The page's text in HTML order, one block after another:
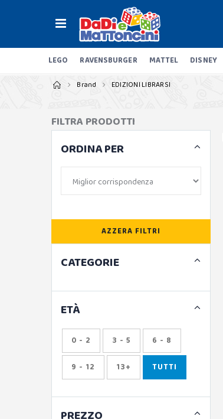
LEGO RAVENSBURGER MATTEL DISNEY
Brand EDIZIONI LIBRARSI
FILTRA PRODOTTI
ORDINA PER
AZZERA FILTRI
CATEGORIE
ETÀ
0 - 2 3 - 5 6 - 8
9 - 12 13+ TUTTI
PREZZO